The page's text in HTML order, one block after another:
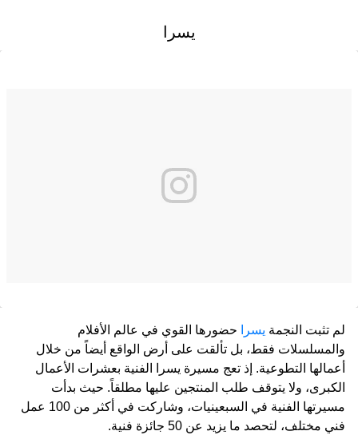
يسرا
لم تثبت النجمة يسرا
حضورها القوي في عالم الأفلام
والمسلسلات فقط، بل تألقت على أرض الواقع أيضاً من خلال
أعمالها التطوعية. إذ تعج مسيرة يسرا الفنية بعشرات الأعمال
الكبرى، ولا يتوقف طلب المنتجين عليها مطلقاً. حيث بدأت
مسيرتها الفنية في السبعينيات، وشاركت في أكثر من 100 عمل
فني مختلف، لتحصد ما يزيد عن 50 جائزة فنية.